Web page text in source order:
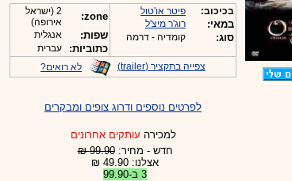
במענה הטלפוני שלנו.ובמייל
.האתר לרשותכם 24/7
מענה טלפוני: 09-7652392
בכיכוב: פיטר או'טול
במאי: רוג'ר מיצ'ל
סוג: קומדיה - דרמה
zone:
2 (ישראל
אירופה)
שפות: אנגלית
כתוביות:
עברית
צפייה בתקציר (trailer)
לא רואים?
לפרטים נוספים ודרוג צופים ומבקרים
למכירה עותקים אחרונים
חדש - מחיר:99.90 ₪
אצלנו: 49.90 ₪
3 ב-99.90